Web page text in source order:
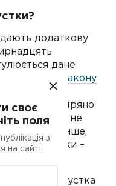
додаткову
дане
статтею 162 Закону
має деякі
відміряно
вона не
менше,
відпустки –
бойова відпустка
своє
поля
з
на сайті.